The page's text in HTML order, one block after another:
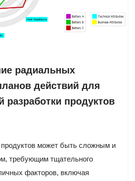
радиальных
действий для
продуктов
продуктов может быть сложным и
требующим тщательного
факторов, включая